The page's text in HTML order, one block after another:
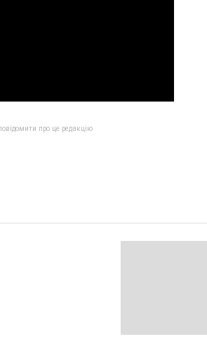
про це редакцію